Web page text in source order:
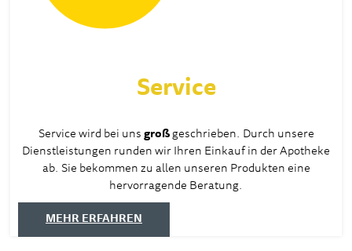
Service
Service wird bei uns großgeschrieben. Durch unsere
Dienstleistungen runden wir Ihren Einkauf in der Apotheke
ab. Sie bekommen zu allen unseren Produkten eine
hervorragende Beratung.
MEHR ERFAHREN